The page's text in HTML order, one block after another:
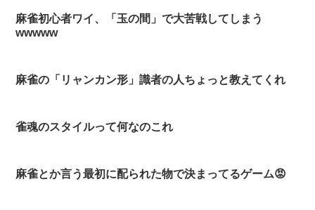
麻雀初心者ワイ、「玉の間」で大苦戦してしまう
wwwww
麻雀の「リャンカン形」識者の人ちょっと教えてくれ
雀魂のスタイルって何なのこれ
麻雀とか言う最初に配られた物で決まってるゲーム😡